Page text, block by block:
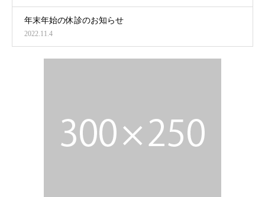
年末年始の休診のお知らせ
2022.11.4